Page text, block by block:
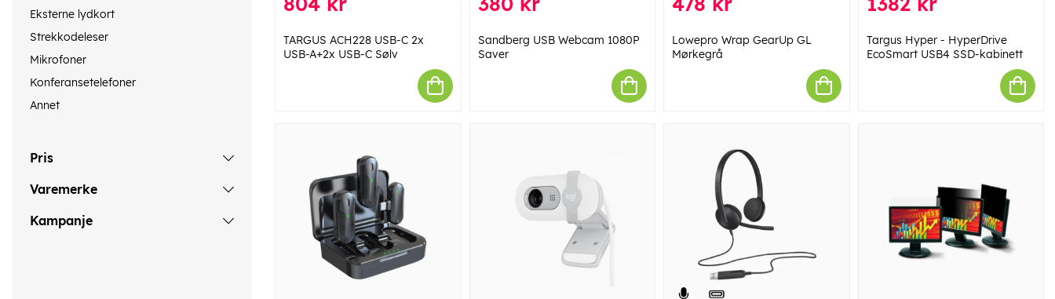
Eksterne lydkort
Strekkodeleser
Mikrofoner
Konferansetelefoner
Annet
Pris
Varemerke
Kampanje
TARGUS ACH228 USB-C 2x
USB-A+2x USB-C Sølv
Sandberg USB Webcam 1080P
Saver
Lowepro Wrap GearUp GL
Mørkegrå
Targus Hyper - HyperDrive
EcoSmart USB4 SSD-kabinett